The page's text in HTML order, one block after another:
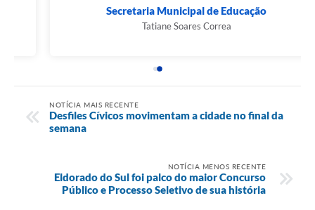
Secretaria Municipal de Educação
Tatiane Soares Correa
NOTÍCIA MAIS RECENTE
Desfiles Cívicos movimentam a cidade no final da
semana
NOTÍCIA MENOS RECENTE
Eldorado do Sul foi palco do maior Concurso
Público e Processo Seletivo de sua história